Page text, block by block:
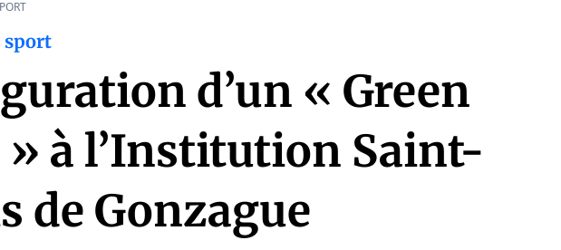
sport
d’un « Green
à l’Institution Saint-
de Gonzague